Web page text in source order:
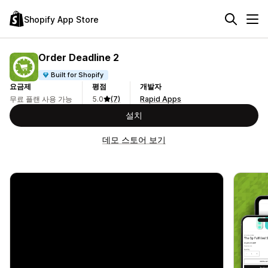
Shopify App Store
Order Deadline 2
Built for Shopify
요금제
무료 플랜 사용 가능
평점
5.0
(7)
개발자
Rapid Apps
설치
데모 스토어 보기